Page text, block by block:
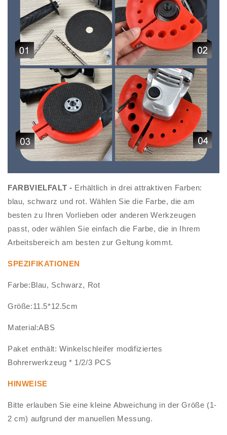
FARBVIELFALT - Erhältlich in drei attraktiven Farben:
blau, schwarz und rot. Wählen Sie die Farbe, die am
besten zu Ihren Vorlieben oder anderen Werkzeugen
passt, oder wählen Sie einfach die Farbe, die in Ihrem
Arbeitsbereich am besten zur Geltung kommt.
SPEZIFIKATIONEN
Farbe:Blau, Schwarz, Rot
Größe:11.5*12.5cm
Material:ABS
Paket enthält: Winkelschleifer modifiziertes
Bohrerwerkzeug * 1/2/3 PCS
HINWEISE
Bitte erlauben Sie eine kleine Abweichung in der Größe (1-
2 cm) aufgrund der manuellen Messung.